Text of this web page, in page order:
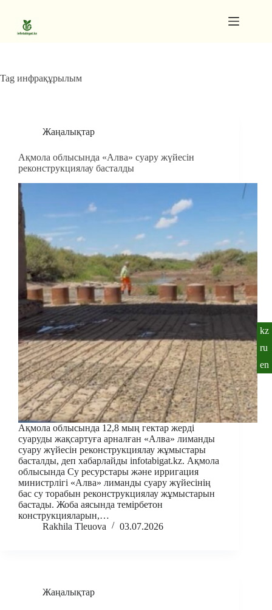
content
kz
ru
en
Tag инфрақұрылым
Жаңалықтар
Ақмола облысында «Алва» суару жүйесін
реконструкциялау басталды
Ақмола облысында 12,8 мың гектар жерді
суаруды жақсартуға арналған «Алва» лиманды
суару жүйесін реконструкциялау жұмыстары
басталды, деп хабарлайды infotabigat.kz. Ақмола
облысында Су ресурстары және ирригация
министрлігі «Алва» лиманды суару жүйесінің
бас су торабын реконструкциялау жұмыстарын
бастады. Жоба аясында темірбетон
конструкцияларын,…
Rakhila Tleuova
03.07.2026
Жаңалықтар